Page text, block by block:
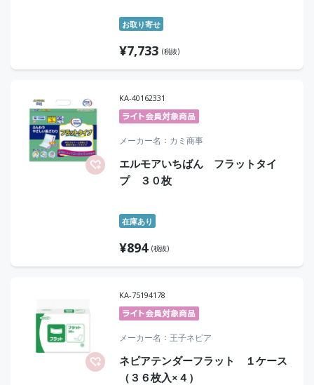
お取り寄せ
¥7,733 (税抜)
KA-40162331
メーカー名 カミ商事
エルモアいちばん フラットタイ
プ ３０枚
在庫あり
¥894 (税抜)
KA-75194178
メーカー名 王子ネピア
ネピアテンダーフラット １ケース
（３６枚入×４）